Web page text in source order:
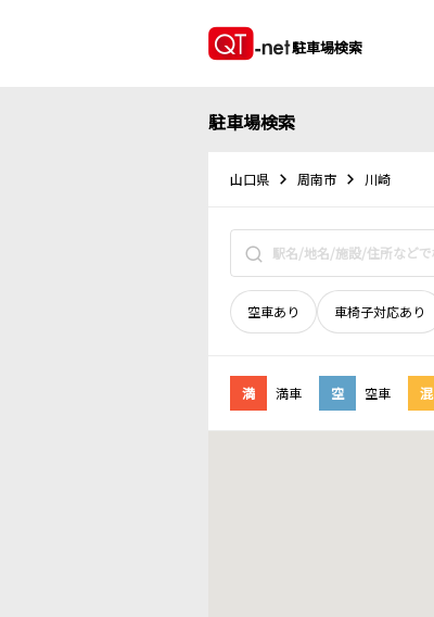
駐車場検索
駐車場検索
山口県 周南市 川崎
空車あり 車椅子対応あり
満 満車 空 空車 混